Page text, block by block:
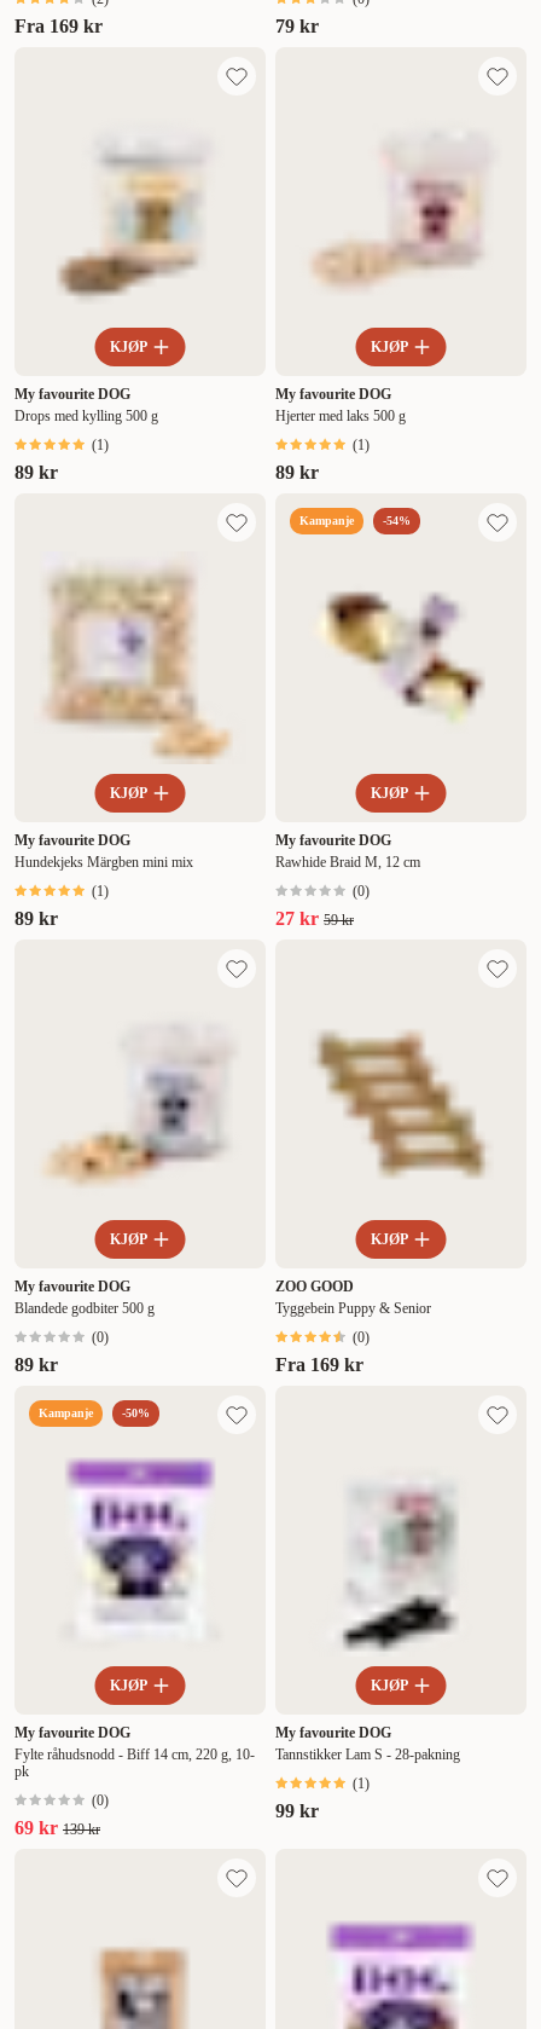
Fra 169 kr 79 kr
KJØP
My favourite DOG
Drops med kylling 500 g
(1)
89 kr
KJØP
My favourite DOG
Hjerter med laks 500 g
(1)
89 kr
KJØP
My favourite DOG
Hundekjeks Märgben mini mix
(1)
89 kr
Kampanje -54%
KJØP
My favourite DOG
Rawhide Braid M, 12 cm
(0)
27 kr 59 kr
KJØP
My favourite DOG
Blandede godbiter 500 g
(0)
89 kr
KJØP
ZOO GOOD
Tyggebein Puppy & Senior
(0)
Fra 169 kr
Kampanje -50%
KJØP
My favourite DOG
Fylte råhudsnodd - Biff 14 cm, 220 g, 10-
pk
(0)
69 kr 139 kr
KJØP
My favourite DOG
Tannstikker Lam S - 28-pakning
(1)
99 kr